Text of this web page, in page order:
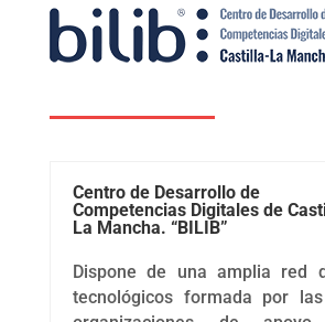
Centro de Desarrollo de
Competencias Digitales de
La Mancha. “BILIB”
Dispone de una amplia red
tecnológicos formada por